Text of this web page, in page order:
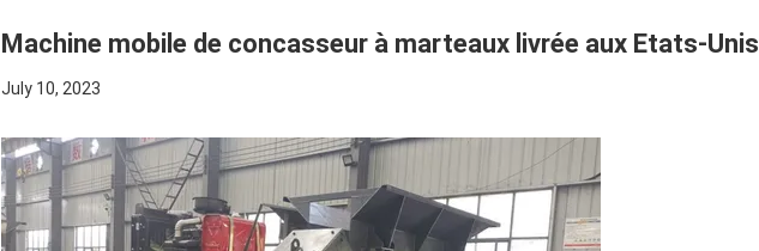
Machine mobile de concasseur à marteaux livrée aux Etats-Unis
July 10, 2023